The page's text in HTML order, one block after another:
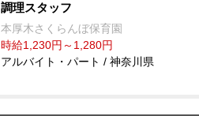
調理スタッフ
本厚木さくらんぼ保育園
時給1,230円～1,280円
アルバイト・パート / 神奈川県